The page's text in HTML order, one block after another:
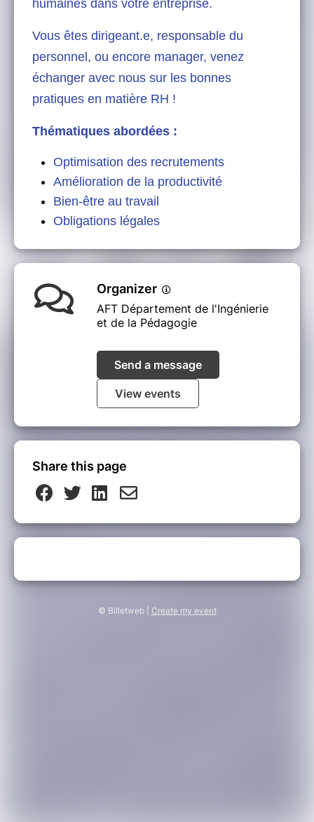
humaines dans votre entreprise.
Vous êtes dirigeant.e, responsable du
personnel, ou encore manager, venez
échanger avec nous sur les bonnes
pratiques en matière RH !
Thématiques abordées :
Optimisation des recrutements
Amélioration de la productivité
Bien-être au travail
​​​​​​​Obligations légales
Organizer
AFT Département de l'Ingénierie
et de la Pédagogie
Send a message
View events
Share this page
© Billetweb | Create my event